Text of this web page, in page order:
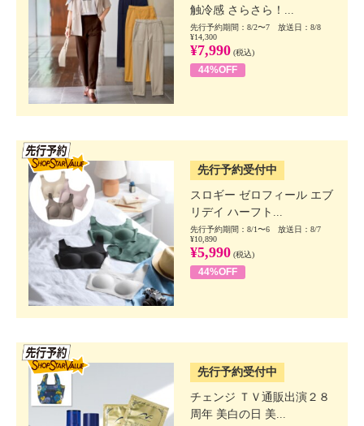
触冷感 さらさら！...
先行予約期間：8/2〜7 放送日：8/8
¥14,300
¥7,990 (税込)
44%OFF
先行予約受付中
スロギー ゼロフィール エブ
リデイ ハーフト...
先行予約期間：8/1〜6 放送日：8/7
¥10,890
¥5,990 (税込)
44%OFF
先行予約受付中
チェンジ ＴＶ通販出演２８
周年 美白の日 美...